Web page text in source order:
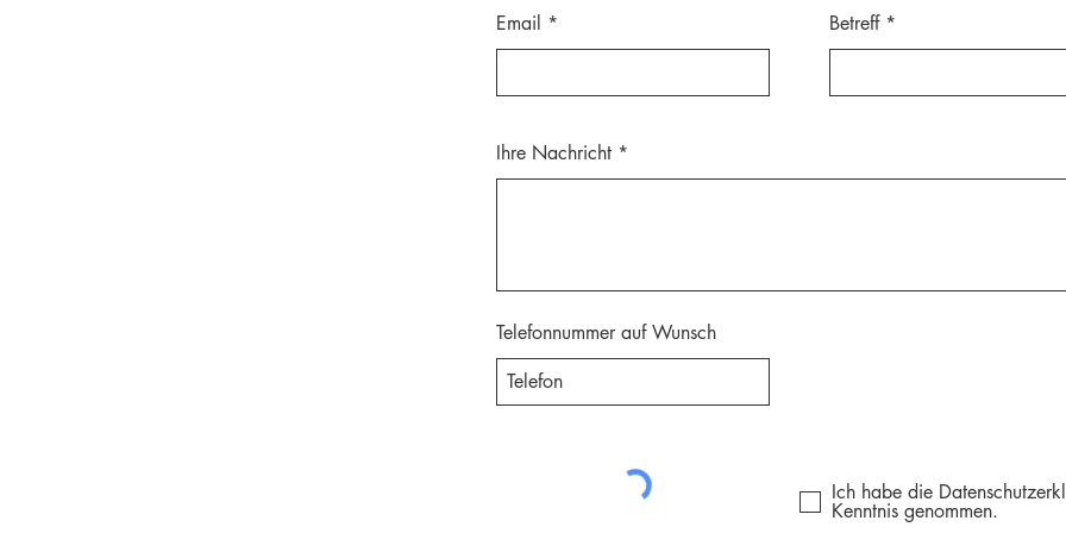
Email Betreff
Ihre Nachricht
Telefonnummer auf Wunsch
Ich habe die
Kenntnis genommen.